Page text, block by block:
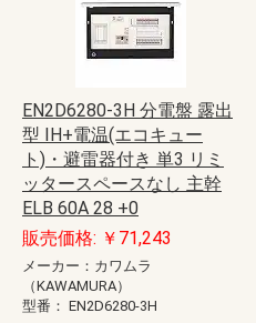
EN2D6280-3H 分電盤 露出
型 IH+電温(エコキュー
ト)・避雷器付き 単3 リミ
ッタースペースなし 主幹
ELB 60A 28 +0
販売価格: ￥71,243
メーカー：カワムラ
（KAWAMURA）
型番： EN2D6280-3H